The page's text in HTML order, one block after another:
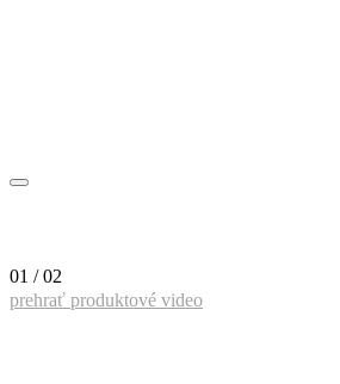
01 / 02
prehrať produktové video